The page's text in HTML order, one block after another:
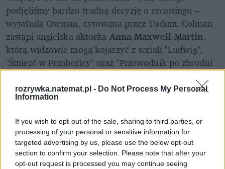
rozrywka.natemat.pl - Do Not Process My Personal
Information
If you wish to opt-out of the sale, sharing to third parties, or
processing of your personal or sensitive information for
targeted advertising by us, please use the below opt-out
section to confirm your selection. Please note that after your
opt-out request is processed you may continue seeing
podjęliśmy bardzo trudną decyzję o recastingu –
wyjaśniła Oseman, cytowana przez Tudum. Colman
zastąpi angielska aktorka Anna Maxwell Martin,
którą widzowie mogą kojarzyć z seriali "Ludwig",
"Śmierć w Pemberley" oraz "Przewodnik po zbrodni
według grzecznej dziewczynki".
obserwuj nas w Google News!
Więcej:
Filmy Seriale Netflix